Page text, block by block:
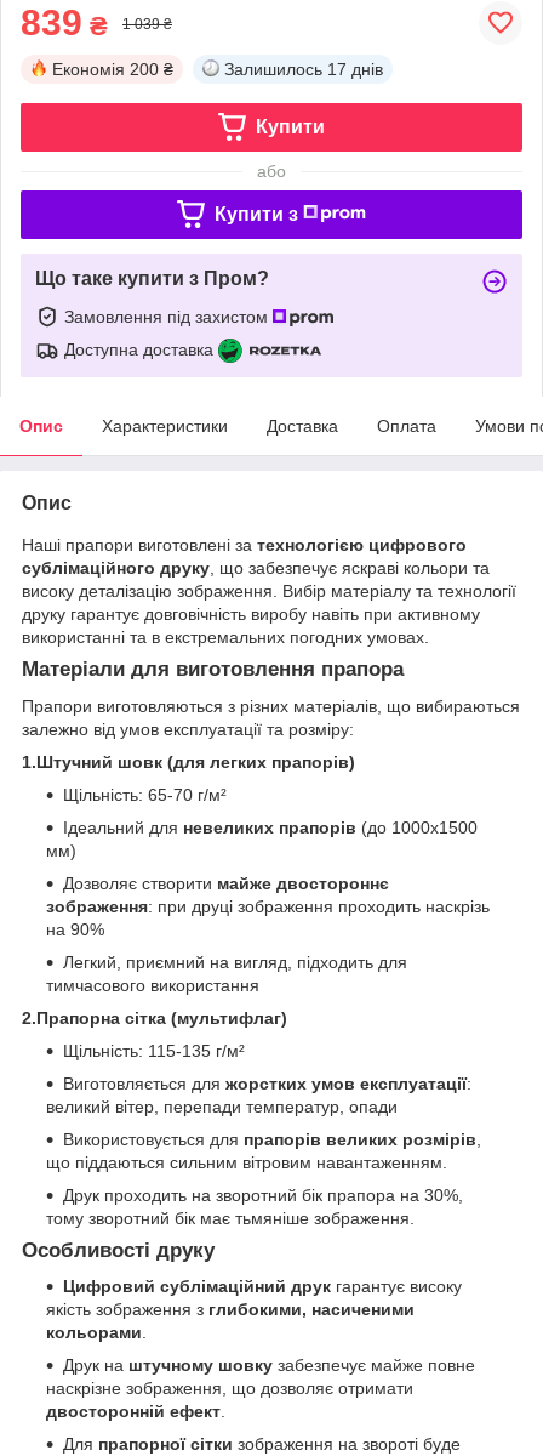
839 ₴ 1 039 ₴
Економія 200 ₴ Залишилось 17 днів
Купити
або
Купити з
Що таке купити з Пром?
Замовлення під захистом
Доступна доставка
Опис Характеристики Доставка Оплата Умови
Опис
Наші прапори виготовлені за технологією цифрового
сублімаційного друку , що забезпечує яскраві кольори та
високу деталізацію зображення. Вибір матеріалу та технології
друку гарантує довговічність виробу навіть при активному
використанні та в екстремальних погодних умовах.
Матеріали для виготовлення прапора
Прапори виготовляються з різних матеріалів, що вибираються
залежно від умов експлуатації та розміру:
1.Штучний шовк (для легких прапорів)
Щільність: 65-70 г/м²
Ідеальний для невеликих прапорів (до 1000х1500
мм)
Дозволяє створити майже двостороннє
зображення: при друці зображення проходить наскрізь
на 90%
Легкий, приємний на вигляд, підходить для
тимчасового використання
2.Прапорна сітка (мультифлаг)
Щільність: 115-135 г/м²
Виготовляється для жорстких умов експлуатації:
великий вітер, перепади температур, опади
Використовується для прапорів великих розмірів
що піддаються сильним вітровим навантаженням.
Друк проходить на зворотний бік прапора на 30%,
тому зворотний бік має тьмяніше зображення.
Особливості друку
Цифровий сублімаційний друк гарантує високу
якість зображення з глибокими, насиченими
кольорами.
Друк на штучному шовку забезпечує майже повне
наскрізне зображення, що дозволяє отримати
двосторонній ефект.
Для прапорної сітки зображення на звороті буде